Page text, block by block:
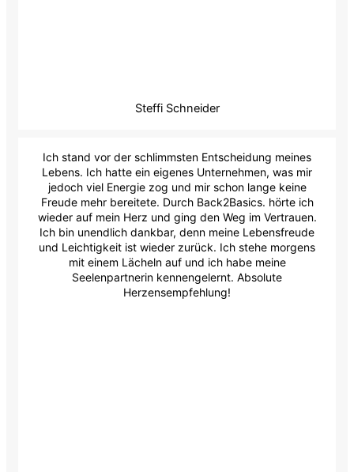
Steffi Schneider
Ich stand vor der schlimmsten Entscheidung meines
Lebens. Ich hatte ein eigenes Unternehmen, was mir
jedoch viel Energie zog und mir schon lange keine
Freude mehr bereitete. Durch Back2Basics. hörte ich
wieder auf mein Herz und ging den Weg im Vertrauen.
Ich bin unendlich dankbar, denn meine Lebensfreude
und Leichtigkeit ist wieder zurück. Ich stehe morgens
mit einem Lächeln auf und ich habe meine
Seelenpartnerin kennengelernt. Absolute
Herzensempfehlung!